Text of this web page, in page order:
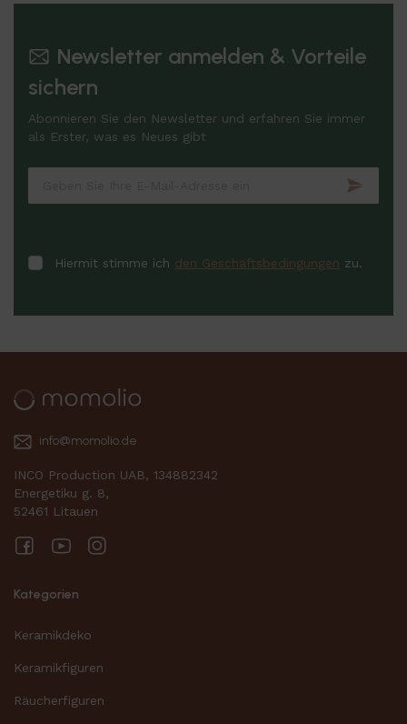
Newsletter anmelden & Vorteile
sichern
Abonnieren Sie den Newsletter und erfahren Sie immer
als Erster, was es Neues gibt
Hiermit stimme ich den Geschäftsbedingungen zu.
info@momolio.de
INCO Production UAB, 134882342
Energetiku g. 8,
52461 Litauen
FacebookYouTube
Kategorien
Keramikdeko
Keramikfiguren
Räucherfiguren